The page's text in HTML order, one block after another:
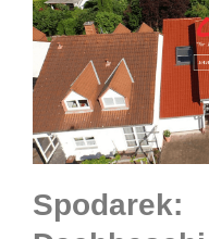
Spodarek: